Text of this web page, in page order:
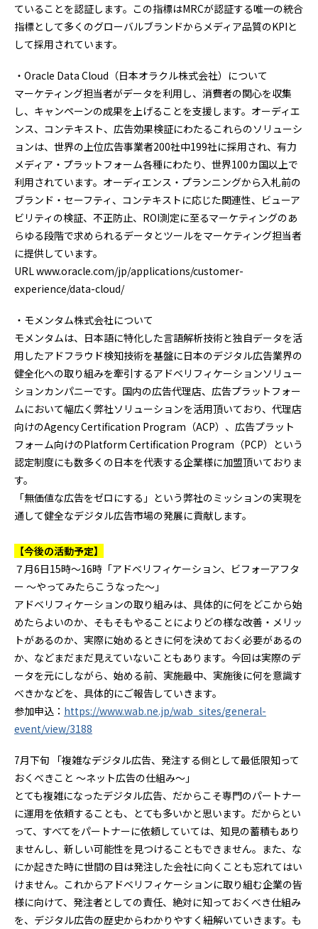
ていることを認証します。この指標はMRCが認証する唯一の統合
指標として多くのグローバルブランドからメディア品質のKPIと
して採用されています。
・Oracle Data Cloud（日本オラクル株式会社）について
マーケティング担当者がデータを利用し、消費者の関心を収集
し、キャンペーンの成果を上げることを支援します。オーディエ
ンス、コンテキスト、広告効果検証にわたるこれらのソリューシ
ョンは、世界の上位広告事業者200社中199社に採用され、有力
メディア・プラットフォーム各種にわたり、世界100カ国以上で
利用されています。オーディエンス・プランニングから入札前の
ブランド・セーフティ、コンテキストに応じた関連性、ビューア
ビリティの検証、不正防止、ROI測定に至るマーケティングのあ
らゆる段階で求められるデータとツールをマーケティング担当者
に提供しています。
URL www.oracle.com/jp/applications/customer-
experience/data-cloud/
・モメンタム株式会社について
モメンタムは、日本語に特化した言語解析技術と独自データを活
用したアドフラウド検知技術を基盤に日本のデジタル広告業界の
健全化への取り組みを牽引するアドベリフィケーションソリュー
ションカンパニーです。国内の広告代理店、広告プラットフォー
ムにおいて幅広く弊社ソリューションを活用頂いており、代理店
向けのAgency Certification Program（ACP）、広告プラット
フォーム向けのPlatform Certification Program（PCP）という
認定制度にも数多くの日本を代表する企業様に加盟頂いておりま
す。
「無価値な広告をゼロにする」という弊社のミッションの実現を
通して健全なデジタル広告市場の発展に貢献します。
【今後の活動予定】
７月6日15時～16時「アドベリフィケーション、ビフォーアフタ
ー ～やってみたらこうなった～」
アドベリフィケーションの取り組みは、具体的に何をどこから始
めたらよいのか、そもそもやることによりどの様な改善・メリッ
トがあるのか、実際に始めるときに何を決めておく必要があるの
か、などまだまだ見えていないこともあります。今回は実際のデ
ータを元にしながら、始める前、実施最中、実施後に何を意識す
べきかなどを、具体的にご報告していきます。
参加申込： https://www.wab.ne.jp/wab_sites/general-
event/view/3188
7月下旬 「複雑なデジタル広告、発注する側として最低限知って
おくべきこと ～ネット広告の仕組み～」
とても複雑になったデジタル広告、だからこそ専門のパートナー
に運用を依頼することも、とても多いかと思います。だからとい
って、すべてをパートナーに依頼していては、知見の蓄積もあり
ませんし、新しい可能性を見つけることもできません。また、な
にか起きた時に世間の目は発注した会社に向くことも忘れてはい
けません。これからアドベリフィケーションに取り組む企業の皆
様に向けて、発注者としての責任、絶対に知っておくべき仕組み
を、デジタル広告の歴史からわかりやすく紐解いていきます。も